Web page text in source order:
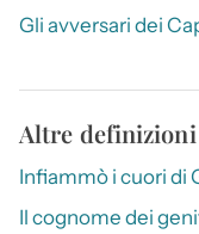
Gli avversari dei
Altre
Infiammò i cuori di
Il cognome dei